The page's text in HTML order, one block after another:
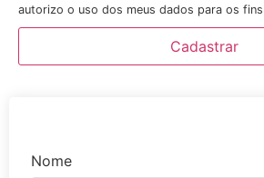
autorizo o uso dos meus dados para os
Cadastrar
Nome